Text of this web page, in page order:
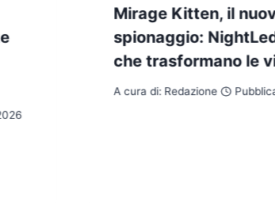
Mirage Kitten, il
spionaggio:
che trasformano le
A cura di: Redazione